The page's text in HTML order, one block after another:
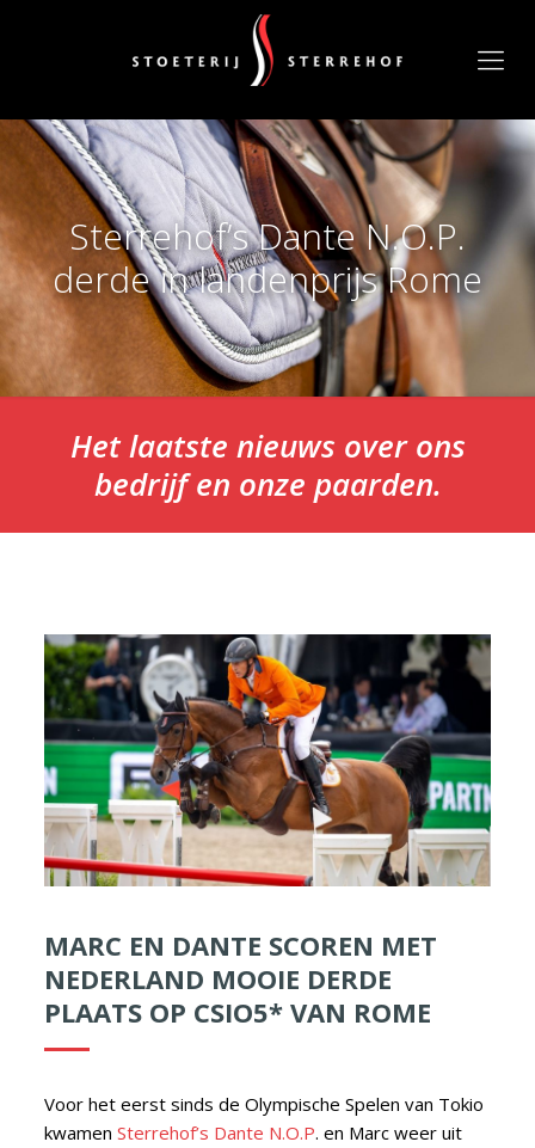
Sterrehof’s Dante N.O.P.
derde in landenprijs Rome
Het laatste nieuws over ons
bedrijf en onze paarden.
MARC EN DANTE SCOREN MET
NEDERLAND MOOIE DERDE
PLAATS OP CSIO5* VAN ROME
Voor het eerst sinds de Olympische Spelen van Tokio
kwamenSterrehof’s Dante N.O.P. en Marc weer uit